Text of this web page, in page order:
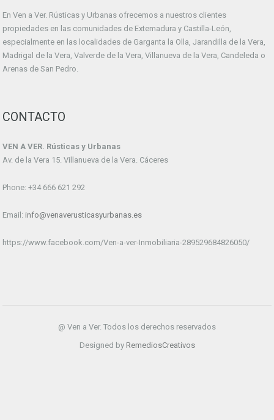
En Ven a Ver. Rústicas y Urbanas ofrecemos a nuestros clientes
propiedades en las comunidades de Extemadura y Castilla-León,
especialmente en las localidades de Garganta la Olla, Jarandilla de la Vera,
Madrigal de la Vera, Valverde de la Vera, Villanueva de la Vera, Candeleda o
Arenas de San Pedro.
CONTACTO
VEN A VER. Rústicas y Urbanas
Av. de la Vera 15. Villanueva de la Vera. Cáceres
Phone: +34 666 621 292
Email: info@venaverusticasyurbanas.es
https://www.facebook.com/Ven-a-ver-Inmobiliaria-289529684826050/
@ Ven a Ver. Todos los derechos reservados
Designed by RemediosCreativos